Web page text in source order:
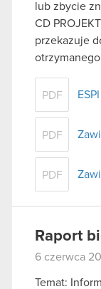
lub zbycie
CD
przekazuje
PDF
PDF
PDF
Raport
6 czerwca
Temat: